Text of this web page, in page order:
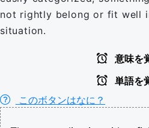
not rightly belong or fit well
situation.
意味を
単語を
このボタンはなに？